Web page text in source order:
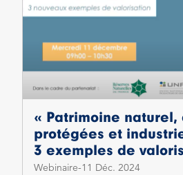
« Patrimoine naturel,
protégées et
3 exemples de
Webinaire 11 Déc. 2024